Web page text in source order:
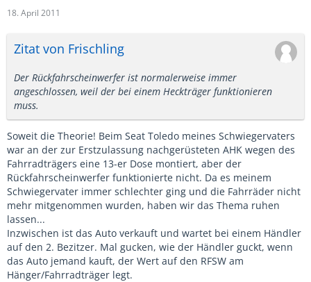
18. April 2011
Zitat von Frischling
Der Rückfahrscheinwerfer ist normalerweise immer
angeschlossen, weil der bei einem Heckträger funktionieren
muss.
Soweit die Theorie! Beim Seat Toledo meines Schwiegervaters
war an der zur Erstzulassung nachgerüsteten AHK wegen des
Fahrradträgers eine 13-er Dose montiert, aber der
Rückfahrscheinwerfer funktionierte nicht. Da es meinem
Schwiegervater immer schlechter ging und die Fahrräder nicht
mehr mitgenommen wurden, haben wir das Thema ruhen
lassen...
Inzwischen ist das Auto verkauft und wartet bei einem Händler
auf den 2. Bezitzer. Mal gucken, wie der Händler guckt, wenn
das Auto jemand kauft, der Wert auf den RFSW am
Hänger/Fahrradträger legt.